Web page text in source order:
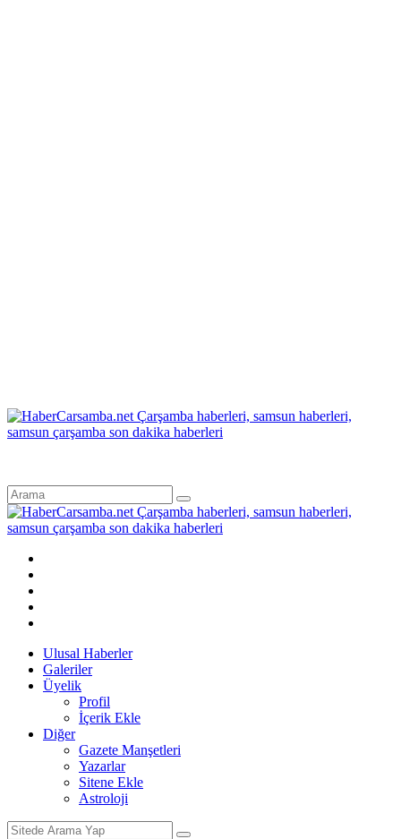
Ulusal Haberler
Galeriler
Üyelik
Profil
İçerik Ekle
Diğer
Gazete Manşetleri
Yazarlar
Sitene Ekle
Astroloji